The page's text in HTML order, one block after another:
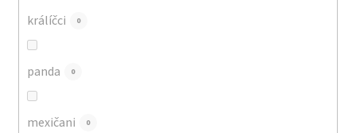
králíčci 0
panda 0
mexičani 0